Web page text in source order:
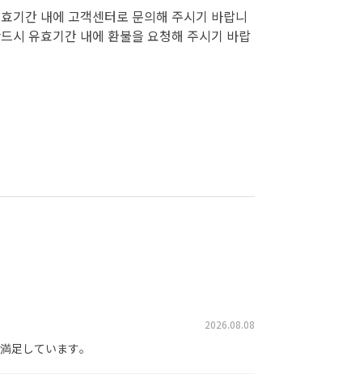
기간 내에 고객센터로 문의해 주시기 바랍니
시 유효기간 내에 환불을 요청해 주시기 바랍
2026.08.08
足しています。